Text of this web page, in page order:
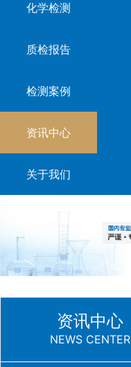
化学检测
质检报告
检测案例
资讯中心
关于我们
资讯中心
NEWS CENTER